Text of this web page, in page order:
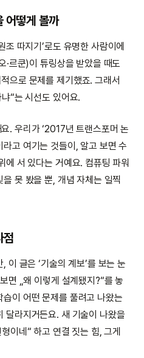
어떻게 볼까
조 따지기’로도 유명한 사람이에
·르쿤)이 튜링상을 받았을 때도
으로 문제를 제기했죠. 그래서
“는 시선도 있어요.
. 우리가 ‘2017년 트랜스포머 논
고 여기는 것들이, 알고 보면 수
에 서 있다는 거예요. 컴퓨팅 파워
못 봤을 뿐, 개념 자체는 일찍
점
이 글은 ‘기술의 계보’를 보는 눈
면 „왜 이렇게 설계됐지?“를 놓
이 어떤 문제를 풀려고 나왔는
달라지거든요. 새 기술이 나왔을
이네“ 하고 연결 짓는 힘, 그게